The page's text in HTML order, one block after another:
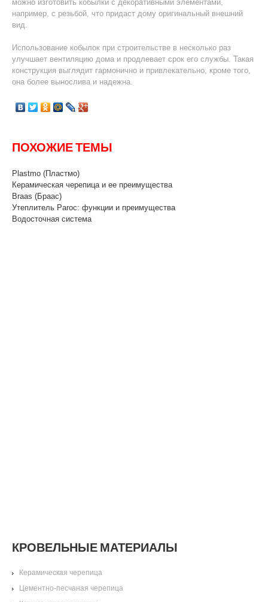
можно изготовить кобылки с декоративными элементами,
например, с резьбой, что придаст дому оригинальный внешний
вид.
Использование кобылок при строительстве в несколько раз
улучшает вентиляцию дома и продлевает срок его службы. Такая
конструкция выглядит гармонично и привлекательно, кроме того,
она более вынослива и надежна.
ПОХОЖИЕ ТЕМЫ
Plastmo (Пластмо)
Керамическая черепица и ее преимущества
Braas (Браас)
Утеплитель Paroc: функции и преимущества
Водосточная система
КРОВЕЛЬНЫЕ МАТЕРИАЛЫ
Керамическая черепица
Цементно-песчаная черепица